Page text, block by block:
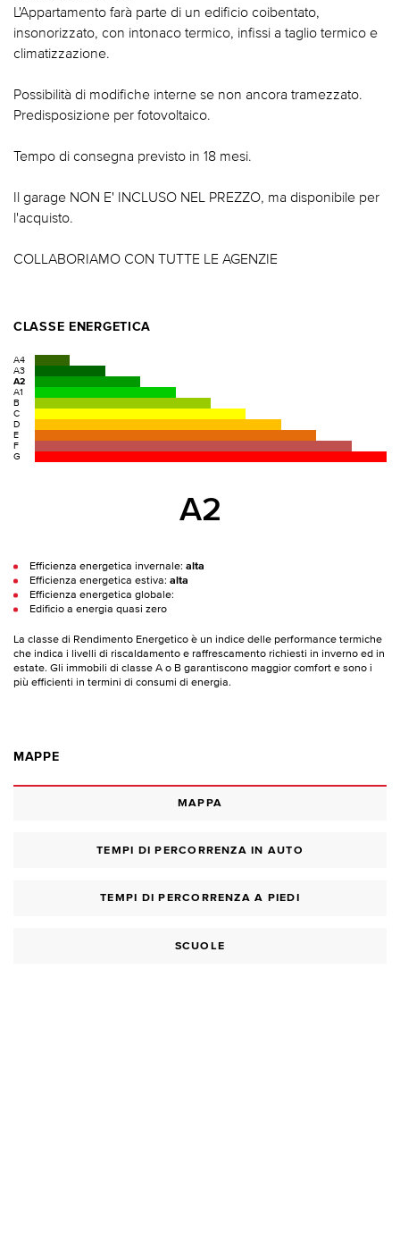
L'Appartamento farà parte di un edificio coibentato,
insonorizzato, con intonaco termico, infissi a taglio termico e
climatizzazione.
Possibilità di modifiche interne se non ancora tramezzato.
Predisposizione per fotovoltaico.
Tempo di consegna previsto in 18 mesi.
Il garage NON E' INCLUSO NEL PREZZO, ma disponibile per
l'acquisto.
COLLABORIAMO CON TUTTE LE AGENZIE
CLASSE ENERGETICA
A4
A3
A2
A1
B
C
D
E
F
G
A2
Efficienza energetica invernale: alta
Efficienza energetica estiva: alta
Efficienza energetica globale:
Edificio a energia quasi zero
La classe di Rendimento Energetico è un indice delle performance termiche
che indica i livelli di riscaldamento e raffrescamento richiesti in inverno ed in
estate. Gli immobili di classe A o B garantiscono maggior comfort e sono i
più efficienti in termini di consumi di energia.
MAPPE
MAPPA
TEMPI DI PERCORRENZA IN AUTO
TEMPI DI PERCORRENZA A PIEDI
SCUOLE